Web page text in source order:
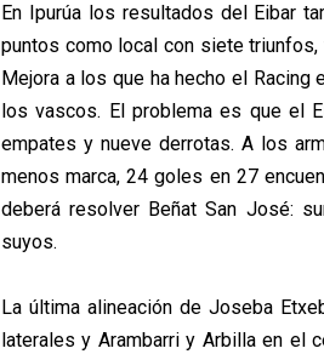
En Ipurúa los resultados del Eibar
puntos como local con siete
Mejora a los que ha hecho el
los vascos. El problema es que el
empates y nueve derrotas. A los
menos marca, 24 goles en 27
deberá resolver Beñat San José:
suyos.
La última alineación de Joseba
laterales y Arambarri y Arbilla en el